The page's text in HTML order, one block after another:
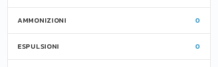
AMMONIZIONI 0
ESPULSIONI 0